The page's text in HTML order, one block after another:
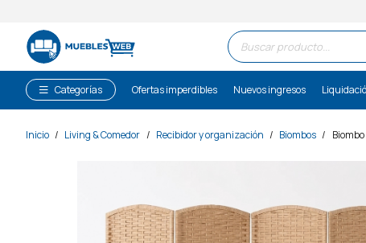
Búsqueda
de
productos
Categorías Ofertas imperdibles Nuevos ingresos
Inicio / Living & Comedor / Recibidor y organización / Biombos /